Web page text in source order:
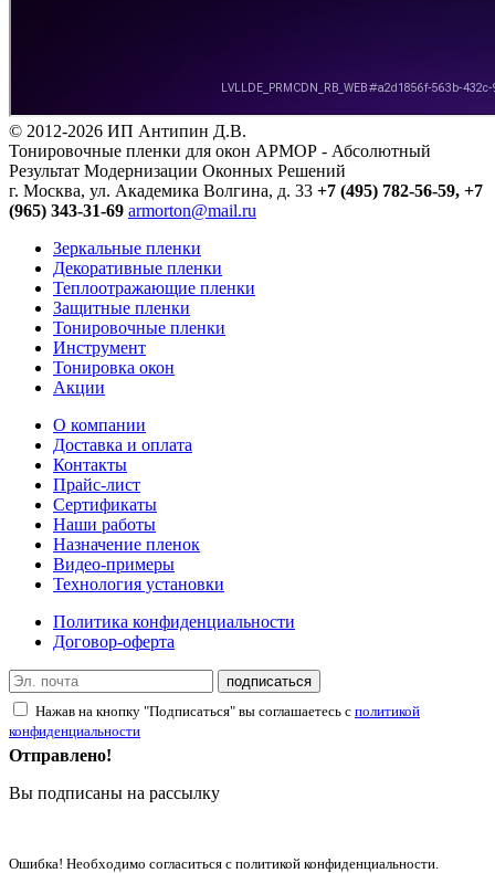
© 2012-2026 ИП Антипин Д.В.
Тонировочные пленки для окон АРМОР - Абсолютный
Результат Модернизации Оконных Решений
г. Москва, ул. Академика Волгина, д. 33 +7 (495) 782-56-59, +7
(965) 343-31-69 armorton@mail.ru
Зеркальные пленки
Декоративные пленки
Теплоотражающие пленки
Защитные пленки
Тонировочные пленки
Инструмент
Тонировка окон
Акции
О компании
Доставка и оплата
Контакты
Прайс-лист
Сертификаты
Наши работы
Назначение пленок
Видео-примеры
Технология установки
Политика конфиденциальности
Договор-оферта
подписаться
Нажав на кнопку "Подписаться" вы соглашаетесь с политикой
конфиденциальности
Отправлено!
Вы подписаны на рассылку
Ошибка! Необходимо согласиться с политикой конфиденциальности.